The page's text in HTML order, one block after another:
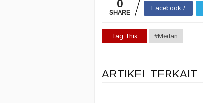
0
SHARE
Facebook /
Tag This #Medan
ARTIKEL TERKAIT